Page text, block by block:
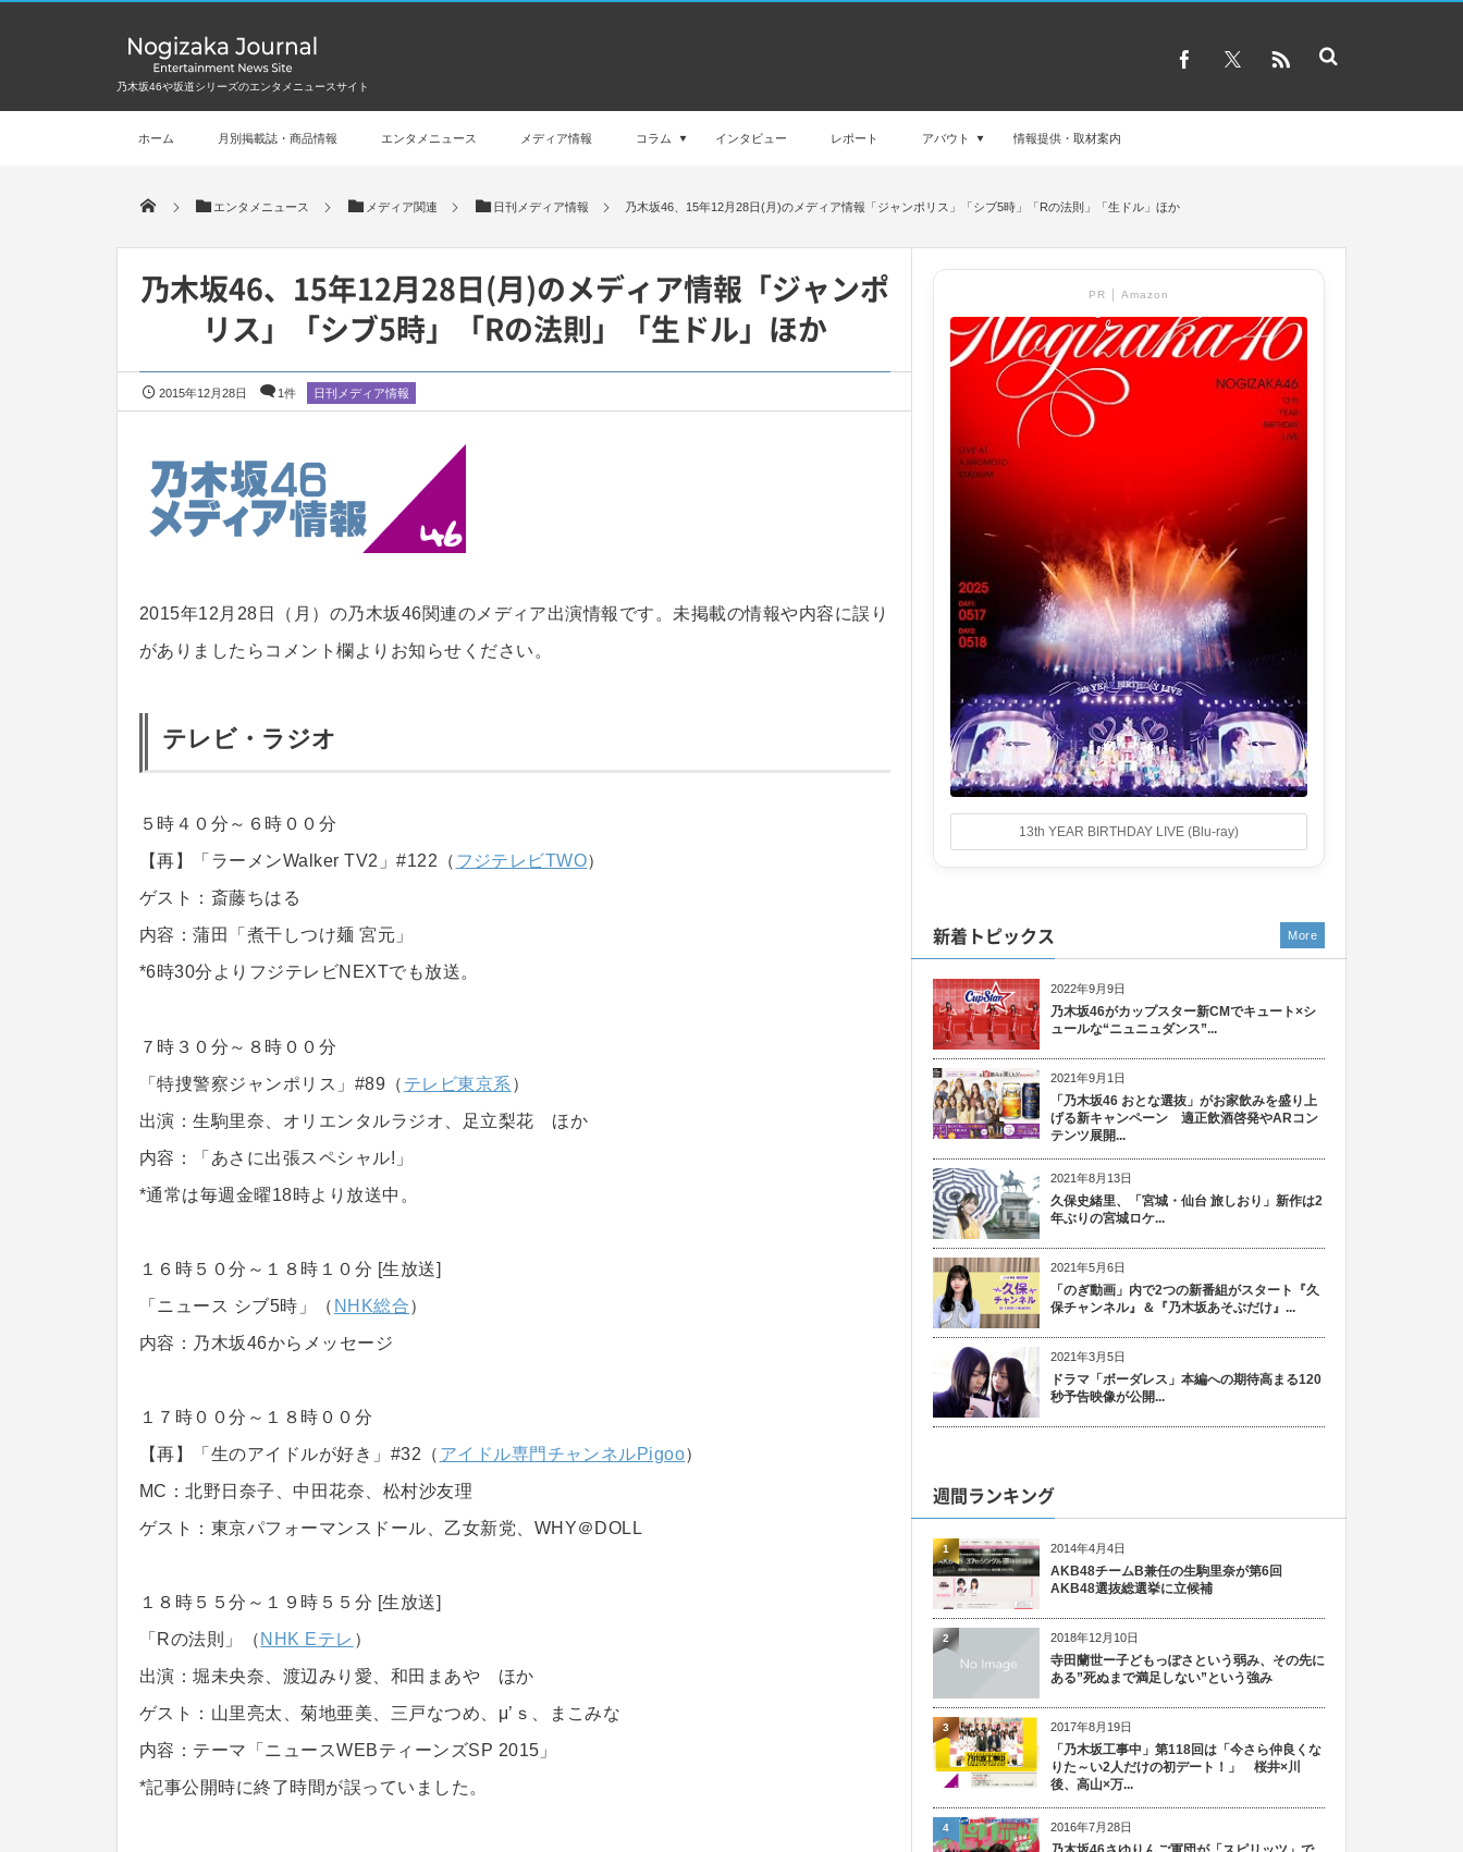
乃木坂46や坂道シリーズのエンタメニュースサイト
ホーム 月別掲載誌・商品情報 エンタメニュース メディア情報 コラム インタビュー レポート アバウト 情報提供・取材案内
エンタメニュース メディア関連 日刊メディア情報 乃木坂46、15年12月28日(月)のメディア情報「ジャンポリス」「シブ5時」「Rの法則」「生ドル」ほか
乃木坂46、15年12月28日(月)のメディア情報「ジャンポ
リス」「シブ5時」「Rの法則」「生ドル」ほか
2015年12月28日 1件 日刊メディア情報
2015年12月28日（月）の乃木坂46関連のメディア出演情報です。未掲載の情報や内容に誤り
がありましたらコメント欄よりお知らせください。
テレビ・ラジオ
５時４０分～６時００分
【再】「ラーメンWalker TV2」#122（ フジテレビTWO）
ゲスト：斎藤ちはる
内容：蒲田「煮干しつけ麺 宮元」
*6時30分よりフジテレビNEXTでも放送。
７時３０分～８時００分
「特捜警察ジャンポリス」#89（ テレビ東京系 ）
出演：生駒里奈、オリエンタルラジオ、足立梨花 ほか
内容：「あさに出張スペシャル!」
*通常は毎週金曜18時より放送中。
１６時５０分～１８時１０分 [生放送]
「ニュース シブ5時」（ NHK総合）
内容：乃木坂46からメッセージ
１７時００分～１８時００分
【再】「生のアイドルが好き」#32（ アイドル専門チャンネルPigoo）
MC：北野日奈子、中田花奈、松村沙友理
ゲスト：東京パフォーマンスドール、乙女新党、WHY＠DOLL
１８時５５分～１９時５５分 [生放送]
「Rの法則」（ NHK Eテレ ）
出演：堀未央奈、渡辺みり愛、和田まあや ほか
ゲスト：山里亮太、菊地亜美、三戸なつめ、μ’ｓ、まこみな
内容：テーマ「ニュースWEBティーンズSP 2015」
*記事公開時に終了時間が誤っていました。
PR │ Amazon
13th YEAR BIRTHDAY LIVE (Blu-ray)
新着トピックス
2022年9月9日
乃木坂46がカップスター新CMでキュート×シ
ュールな“ニュニュダンス”...
2021年9月1日
「乃木坂46 おとな選抜」がお家飲みを盛り上
げる新キャンペーン 適正飲酒啓発やARコン
テンツ展開...
2021年8月13日
久保史緒里、「宮城・仙台 旅しおり」新作は2
年ぶりの宮城ロケ...
2021年5月6日
「のぎ動画」内で2つの新番組がスタート『久
保チャンネル』＆『乃木坂あそぶだけ』...
2021年3月5日
ドラマ「ボーダレス」本編への期待高まる120
秒予告映像が公開...
More
週間ランキング
2014年4月4日
AKB48チームB兼任の生駒里奈が第6回
AKB48選抜総選挙に立候補
1
2018年12月10日
寺田蘭世ー子どもっぽさという弱み、その先に
ある”死ぬまで満足しない”という強み
2
2017年8月19日
「乃木坂工事中」第118回は「今さら仲良くな
りた～い2人だけの初デート！」 桜井×川
後、高山×万...
3
2016年7月28日
4